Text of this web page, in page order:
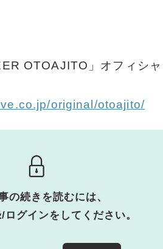
OTOAJITO」オフィシャ
original/otoajito/
の続きを読むには、
ログインをしてください。